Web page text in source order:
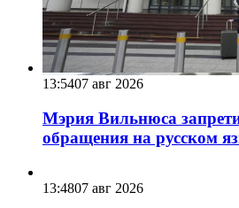
13:5407 авг 2026
Мэрия Вильнюса
обращения на русском
13:4807 авг 2026